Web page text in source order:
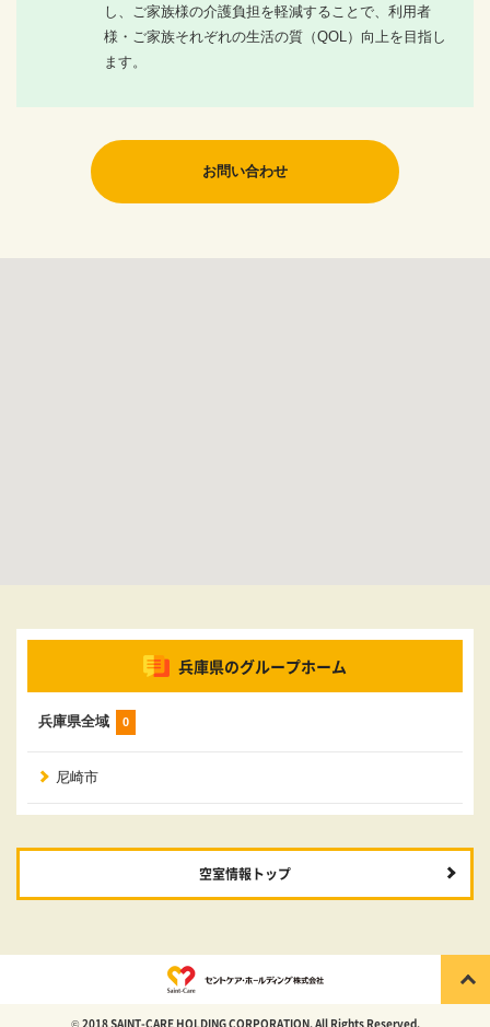
し、ご家族様の介護負担を軽減することで、利用者
様・ご家族それぞれの生活の質（QOL）向上を目指し
ます。
お問い合わせ
兵庫県のグループホーム
兵庫県全域 0
尼崎市
空室情報トップ
© 2018 SAINT-CARE HOLDING CORPORATION. All Rights Reserved.